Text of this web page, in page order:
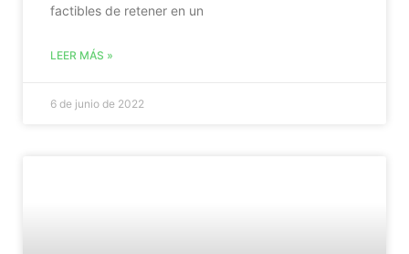
factibles de retener en un
LEER MÁS »
6 de junio de 2022